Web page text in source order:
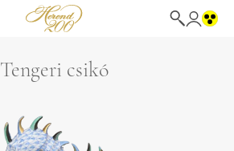
Tengeri csikó